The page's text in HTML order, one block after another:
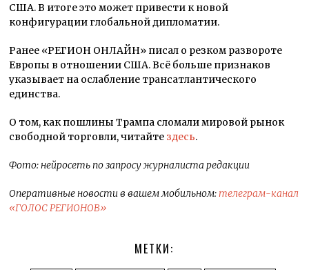
США. В итоге это может привести к новой
конфигурации глобальной дипломатии.
Ранее «РЕГИОН ОНЛАЙН» писал о резком развороте
Европы в отношении США. Всё больше признаков
указывает на ослабление трансатлантического
единства.
О том, как пошлины Трампа сломали мировой рынок
свободной торговли, читайте здесь.
Фото: нейросеть по запросу журналиста редакции
Оперативные новости в вашем мобильном:телеграм-канал
«ГОЛОС РЕГИОНОВ»
МЕТКИ: